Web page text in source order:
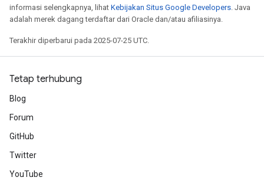
informasi selengkapnya, lihat Kebijakan Situs Google Developers. Java
adalah merek dagang terdaftar dari Oracle dan/atau afiliasinya.
Terakhir diperbarui pada 2025-07-25 UTC.
Tetap terhubung
Blog
Forum
GitHub
Twitter
YouTube